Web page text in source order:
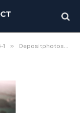
» Depositphotos_432132742_xl-2015-1